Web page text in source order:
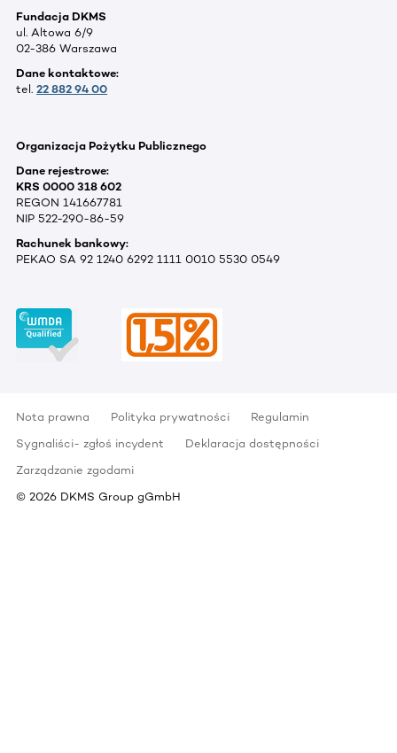
Fundacja DKMS
ul. Altowa 6/9
02-386 Warszawa
Dane kontaktowe:
tel. 22 882 94 00
Organizacja Pożytku Publicznego
Dane rejestrowe:
KRS 0000 318 602
REGON 141667781
NIP 522-290-86-59
Rachunek bankowy:
PEKAO SA 92 1240 6292 1111 0010 5530 0549
Nota prawna Polityka prywatności
Regulamin
Sygnaliści- zgłoś incydent
Deklaracja dostępności
Zarządzanie zgodami
© 2026 DKMS Group gGmbH